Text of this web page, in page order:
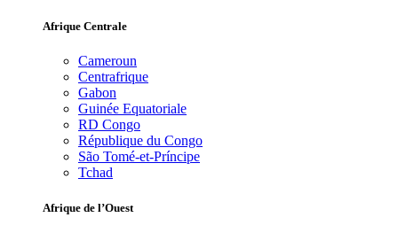
Afrique Centrale
Cameroun
Centrafrique
Gabon
Guinée Equatoriale
RD Congo
République du Congo
São Tomé-et-Príncipe
Tchad
Afrique de l’Ouest